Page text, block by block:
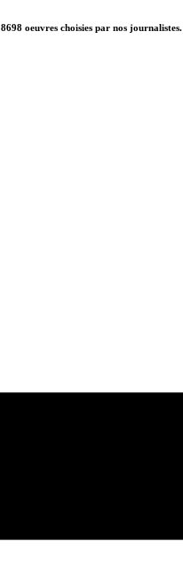
oeuvres choisies par nos journalistes.